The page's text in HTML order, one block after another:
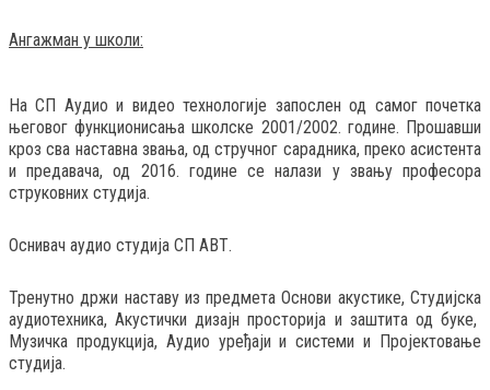
Aнгажман у школи:
На СП Аудио и видео технологије запослен од самог почетка
његовог функционисања школске 2001/2002. године. Прошавши
кроз сва наставна звања, од стручног сарадника, преко асистента
и предавача, од 2016. године се налази у звању професора
струковних студија.
Оснивач аудио студија СП АВТ.
Тренутно држи наставу из предмета Основи акустике, Студијска
аудиотехника, Акустички дизајн просторија и заштита од буке,
Музичка продукција, Аудио уређаји и системи и Пројектовање
студија.